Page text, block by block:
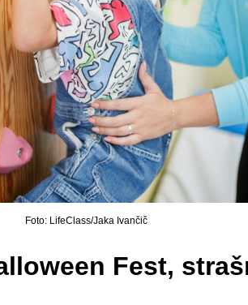
Foto: LifeClass/Jaka Ivančič
Fest,